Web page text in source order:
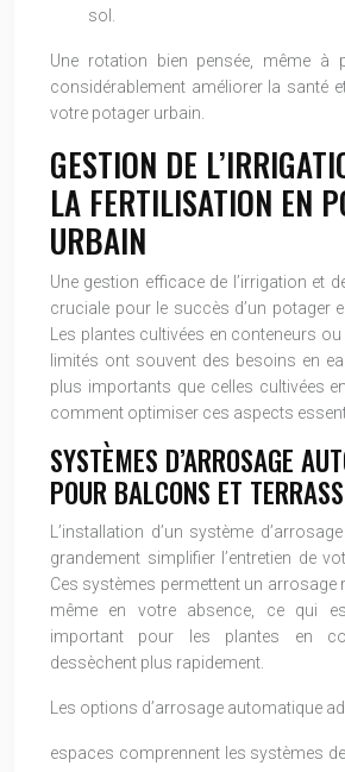
sol.
Une rotation bien pensée, même à
considérablement améliorer la santé
votre potager urbain.
GESTION DE
LA FERTILISATION EN
URBAIN
Une gestion efficace de l’irrigation et
cruciale pour le succès d’un potager
Les plantes cultivées en conteneurs
limités ont souvent des besoins en
plus importants que celles cultivées
comment optimiser ces aspects
SYSTÈMES D’ARROSAGE
POUR BALCONS ET
L’installation d’un système
grandement simplifier l’entretien de
Ces systèmes permettent un arrosage
même en votre absence, ce qui
important pour les plantes en
dessèchent plus rapidement.
Les options d’arrosage automatique
espaces comprennent les systèmes